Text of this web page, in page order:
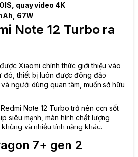
quay video 4K
67W
Note 12 Turbo ra
Xiaomi chính thức giới thiệu vào
đó, thiết bị luôn được đông đảo
người dùng quan tâm, muốn sở hữu
Note 12 Turbo trở nên cơn sốt
siêu mạnh, màn hình chất lượng
và nhiều tính năng khác.
7+ gen 2